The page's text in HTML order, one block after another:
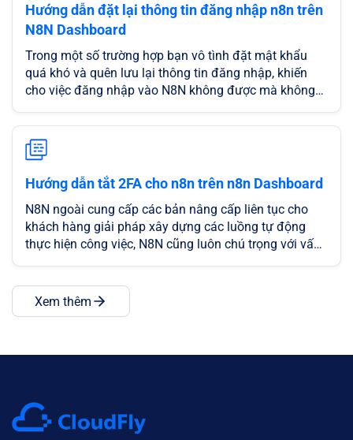
Hướng dẫn đặt lại thông tin đăng nhập n8n trên
N8N Dashboard
Trong một số trường hợp bạn vô tình đặt mật khẩu
quá khó và quên lưu lại thông tin đăng nhập, khiến
cho việc đăng nhập vào N8N không được mà không
bạn hoàn toàn không cần phải lo lắng đều đó. Hướng
dẫn đặt lại thông tin đăng nhập n8n trên N8N
Dashboard
Hướng dẫn tắt 2FA cho n8n trên n8n Dashboard
N8N ngoài cung cấp các bản nâng cấp liên tục cho
khách hàng giải pháp xây dựng các luồng tự động
thực hiện công việc, N8N cũng luôn chú trọng với vấn
Xem thêm